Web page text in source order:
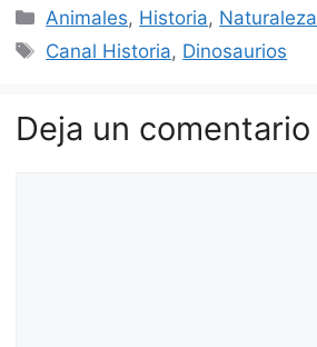
Categorías
Animales, Historia, Naturaleza
Etiquetas
Canal Historia, Dinosaurios
Deja un comentario